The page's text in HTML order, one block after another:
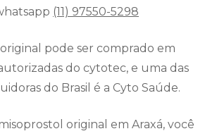
(11) 97550-5298
pode ser comprado em
do cytotec, e uma das
do Brasil é a Cyto Saúde.
original em Araxá, você